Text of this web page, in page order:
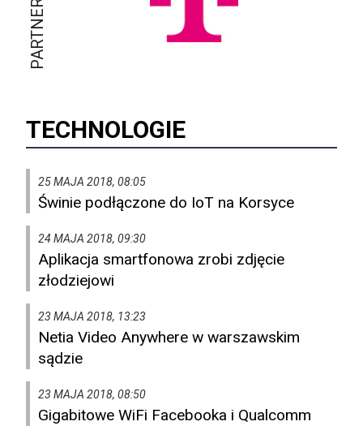
PARTNERZY
TECHNOLOGIE
25 MAJA 2018, 08:05
Świnie podłączone do IoT na Korsyce
24 MAJA 2018, 09:30
Aplikacja smartfonowa zrobi zdjęcie
złodziejowi
23 MAJA 2018, 13:23
Netia Video Anywhere w warszawskim
sądzie
23 MAJA 2018, 08:50
Gigabitowe WiFi Facebooka i Qualcomm